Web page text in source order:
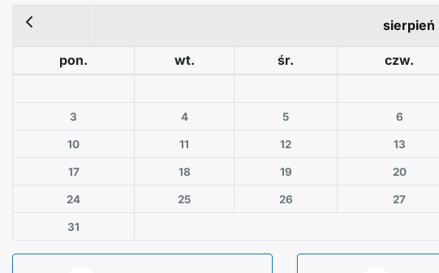
sierpień
pon. wt. śr. czw.
3 4 5 6
10 11 12 13
17 18 19 20
24 25 26 27
31